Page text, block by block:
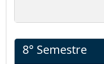
8° Semestre